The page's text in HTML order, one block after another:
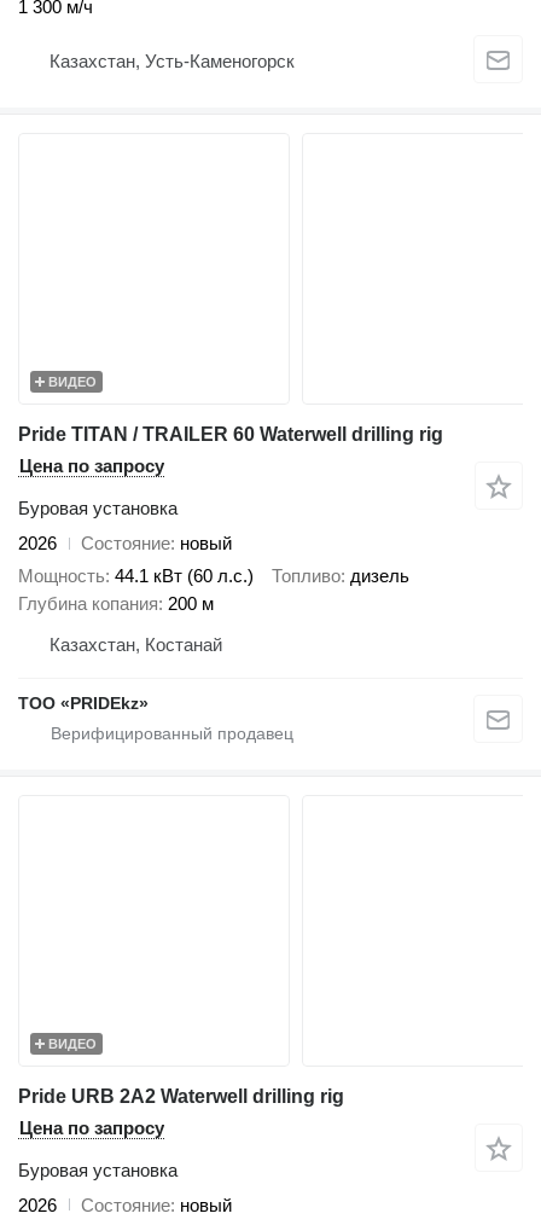
1 300 м/ч
Казахстан, Усть-Каменогорск
ВИДЕО
Pride TITAN / TRAILER 60 Waterwell drilling rig
Цена по запросу
Буровая установка
2026
Состояние новый
Мощность 44.1 кВт (60 л.с.) Топливо дизель
Глубина копания 200 м
Казахстан, Костанай
ТОО «PRIDEkz»
ВИДЕО
Pride URB 2A2 Waterwell drilling rig
Цена по запросу
Буровая установка
2026
Состояние новый